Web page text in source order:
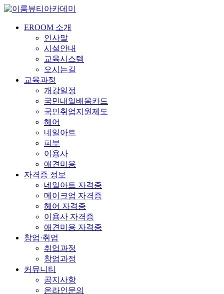
EROOM 소개
인사말
시설안내
교육시스템
오시는길
교육과정
개강일정
국민내일배움카드
국민취업지원제도
헤어
네일아트
피부
이용사
애견미용
자격증 정보
네일아트 자격증
메이크업 자격증
헤어 자격증
이용사 자격증
애견미용 자격증
창업·취업
취업과정
창업과정
커뮤니티
공지사항
온라인문의